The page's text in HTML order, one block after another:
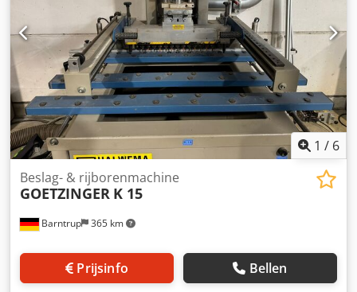
1 / 6
Barntrup 365 km
Beslag- & rijborenmachine
GOETZINGER K 15
Prijsinfo Bellen